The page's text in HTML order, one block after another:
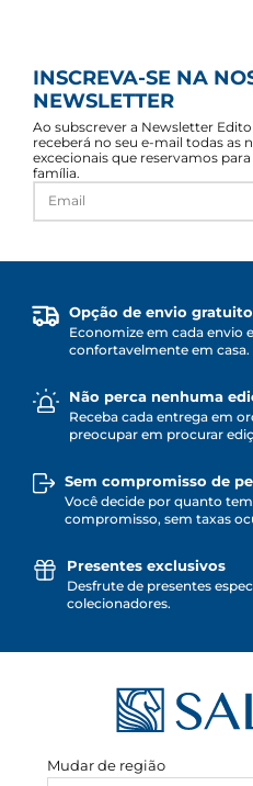
INSCREVA-SE NA
NEWSLETTER
Ao subscrever a Newsletter
receberá no seu e-mail todas as
excecionais que reservamos para
família.
Opção de envio gratuito
Economize em cada envio
confortavelmente em casa.
Não perca nenhuma
Receba cada entrega em
preocupar em procurar
Sem compromisso de
Você decide por quanto
compromisso, sem taxas
Presentes exclusivos
Desfrute de presentes
colecionadores.
Mudar de região